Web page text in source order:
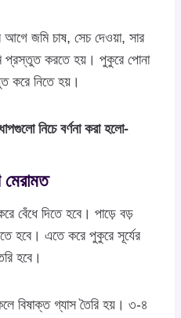
জমি চাষ, সেচ দেওয়া, সার
প্রস্তুত করতে হয়। পুকুরে পোনা
করে নিতে হয়।
নিচে বর্ণনা করা হলো-
বেঁধে দিতে হবে। পাড়ে বড়
হবে। এতে করে পুকুরে সূর্যের
হবে।
বিষাক্ত গ্যাস তৈরি হয়। ৩-৪